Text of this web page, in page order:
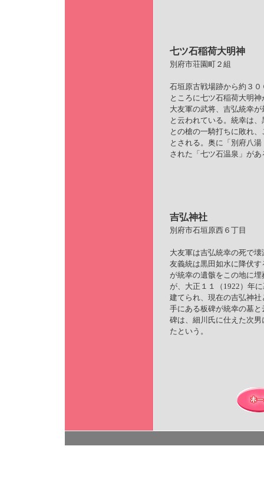
七ツ石稲荷大明神
別府市荘園町２組
石垣原古戦場跡から約３
ところに七ツ石稲荷大明
大友軍の武将、吉弘統幸
と云われている。統幸は
との槍の一騎打ちに敗れ
とされる。奥に「別府八
された「七ツ石温泉」があ
吉弘神社
別府市石垣原西６丁目
大友軍は吉弘統幸の死で
友義統は黒田如水に降伏
が統幸の遺骸をこの地に
が、大正１１（1922）年
建てられ、現在の吉弘神
手にある板碑が統幸の墓
碑は、細川氏に仕えた次
たという。